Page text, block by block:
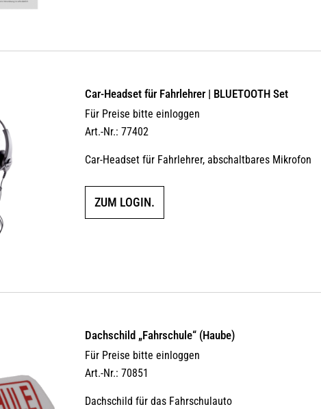
Car-Headset für Fahrlehrer | BLUETOOTH Set
Für Preise bitte einloggen
Art.-Nr.: 77402
Car-Headset für Fahrlehrer, abschaltbares Mikrofon
ZUM LOGIN.
Dachschild „Fahrschule“ (Haube)
Für Preise bitte einloggen
Art.-Nr.: 70851
Dachschild für das Fahrschulauto